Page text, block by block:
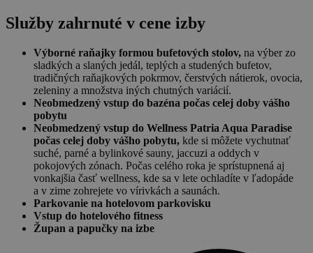
Služby zahrnuté v cene izby
Výborné raňajky formou bufetových stolov, na výber zo
sladkých a slaných jedál, teplých a studených bufetov,
tradičných raňajkových pokrmov, čerstvých nátierok, ovocia,
zeleniny a množstva iných chutných variácií.
Neobmedzený vstup do bazéna počas celej doby vášho
pobytu
Neobmedzený vstup do Wellness Patria Aqua Paradise
počas celej doby vášho pobytu, kde si môžete vychutnať
suché, parné a bylinkové sauny, jaccuzi a oddych v
pokojových zónach. Počas celého roka je sprístupnená aj
vonkajšia časť wellness, kde sa v lete ochladíte v ľadopáde
a v zime zohrejete vo vírivkách a saunách.
Parkovanie na hotelovom parkovisku
Vstup do hotelového fitness
Župan a papučky na izbe